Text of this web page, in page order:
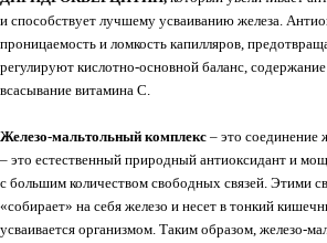
и способствует лучшему усваиванию железа.
проницаемость и ломкость капилляров,
регулируют кислотно-основной баланс,
всасывание витамина С.
Железо-мальтольный комплекс – это соединение
– это естественный природный антиоксидант и
с большим количеством свободных связей. Этими
«собирает» на себя железо и несет в тонкий
усваивается организмом. Таким образом, железо-